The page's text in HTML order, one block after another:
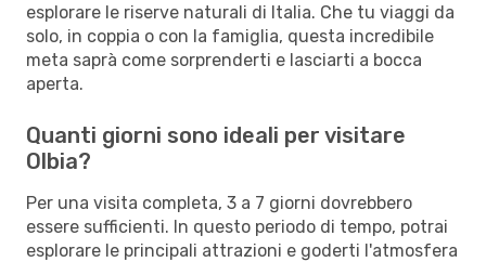
esplorare le riserve naturali di Italia. Che tu viaggi da
solo, in coppia o con la famiglia, questa incredibile
meta saprà come sorprenderti e lasciarti a bocca
aperta.
Quanti giorni sono ideali per visitare
Olbia?
Per una visita completa, 3 a 7 giorni dovrebbero
essere sufficienti. In questo periodo di tempo, potrai
esplorare le principali attrazioni e goderti l'atmosfera